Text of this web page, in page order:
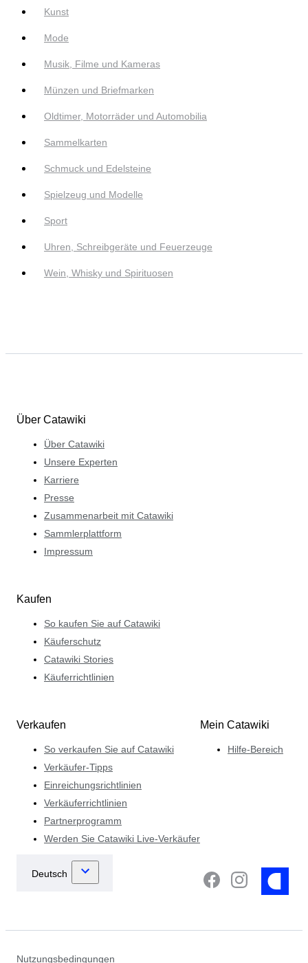
Kunst
Mode
Musik, Filme und Kameras
Münzen und Briefmarken
Oldtimer, Motorräder und Automobilia
Sammelkarten
Schmuck und Edelsteine
Spielzeug und Modelle
Sport
Uhren, Schreibgeräte und Feuerzeuge
Wein, Whisky und Spirituosen
Über Catawiki
Über Catawiki
Unsere Experten
Karriere
Presse
Zusammenarbeit mit Catawiki
Sammlerplattform
Impressum
Kaufen
So kaufen Sie auf Catawiki
Käuferschutz
Catawiki Stories
Käuferrichtlinien
Verkaufen
So verkaufen Sie auf Catawiki
Verkäufer-Tipps
Einreichungsrichtlinien
Verkäuferrichtlinien
Partnerprogramm
Werden Sie Catawiki Live-Verkäufer
Mein Catawiki
Hilfe-Bereich
Nutzungsbedingungen